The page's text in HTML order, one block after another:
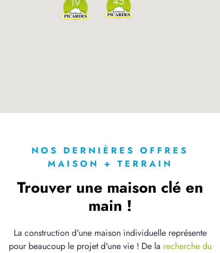
NOS DERNIÈRES OFFRES
MAISON + TERRAIN
Trouver une maison clé en
main !
La construction d'une maison individuelle représente
pour beaucoup le projet d'une vie ! De la recherche du